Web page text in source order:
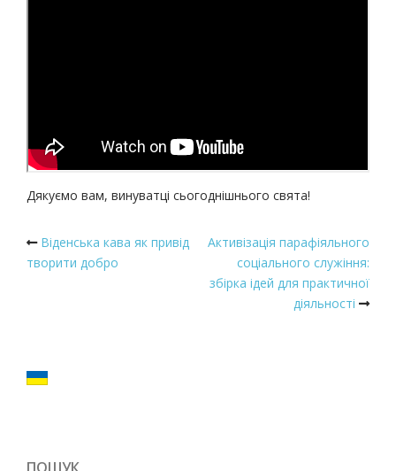
Дякуємо вам, винуватці сьогоднішнього свята!
Post
navigation
Віденська кава як привід
творити добро
Активізація парафіяльного
соціального служіння:
збірка ідей для практичної
діяльності
ПОШУК